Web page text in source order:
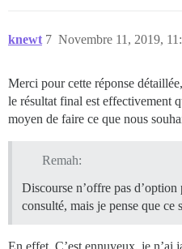
knewt Novembre 11, 2019,
7
Merci pour cette réponse
le résultat final est effectivement
moyen de faire ce que nous
Remah:
Discourse n’offre pas
consulté, mais je pense que
En effet. C’est ennuyeux, je n’ai